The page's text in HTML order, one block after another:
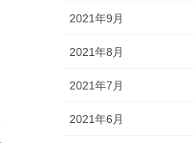
2021年9月
2021年8月
2021年7月
2021年6月